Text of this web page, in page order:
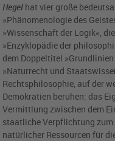
Hegel hat vier große
»Phänomenologie des
»Wissenschaft der Logik«,
»Enzyklopädie der
dem Doppeltitel
»Naturrecht und
Rechtsphilosophie, auf der
Demokratien beruhen: das
Vermittlung zwischen dem
staatliche Verpflichtung
natürlicher Ressourcen für